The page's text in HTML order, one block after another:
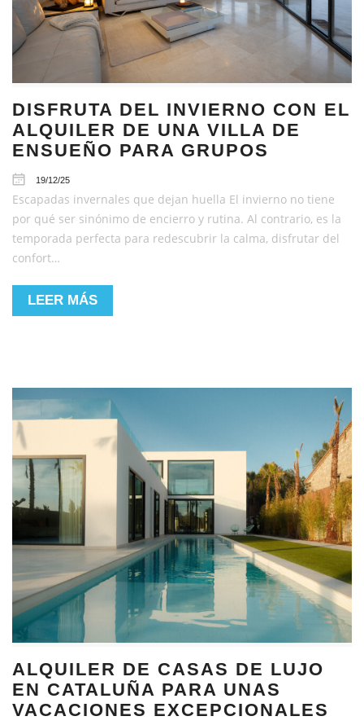
DISFRUTA DEL INVIERNO CON EL
ALQUILER DE UNA VILLA DE
ENSUEÑO PARA GRUPOS
19/12/25
Escapadas invernales que dejan huella El invierno no tiene
por qué ser sinónimo de encierro y rutina. Al contrario, es la
temporada perfecta para redescubrir la calma, disfrutar del
confort…
LEER MÁS
ALQUILER DE CASAS DE LUJO
EN CATALUÑA PARA UNAS
VACACIONES EXCEPCIONALES